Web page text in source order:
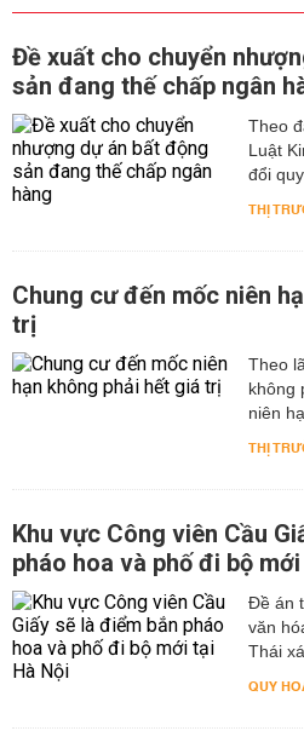
Đề xuất cho chuyển
sản đang thế chấp ngân
Theo
Luật
đổi
THỊ
Chung cư đến mốc niên
trị
Theo
không
niên
THỊ
Khu vực Công viên Cầu
pháo hoa và phố đi bộ
Đề án
văn
Thái
QUY